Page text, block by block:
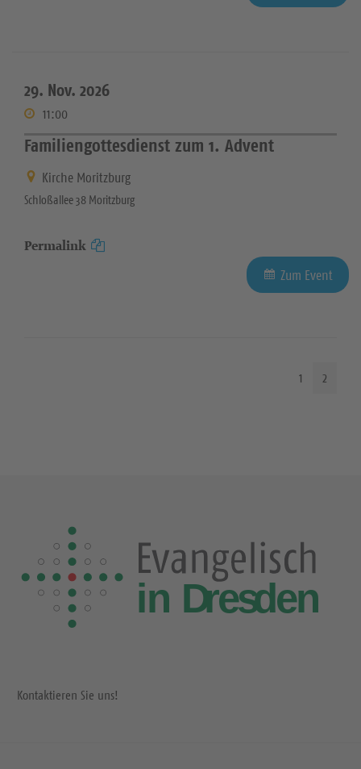
29. Nov. 2026
11:00
Familiengottesdienst zum 1. Advent
Kirche Moritzburg
Schloßallee 38 Moritzburg
Permalink
Zum Event
1 2
Kontaktieren Sie uns!